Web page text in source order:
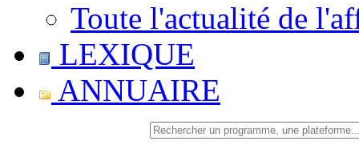
Toute l'actualité de
LEXIQUE
ANNUAIRE